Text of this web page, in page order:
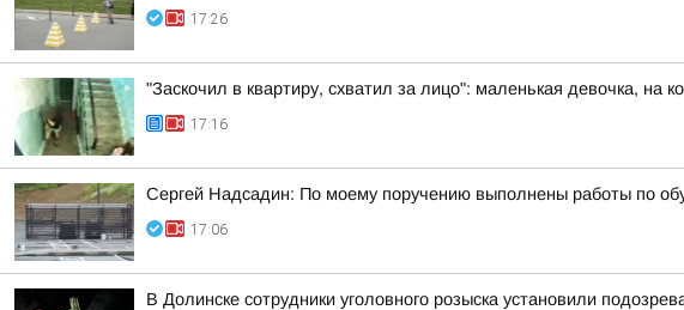
17:26
"Заскочил в квартиру, схватил за лицо": маленькая девочка, на
17:16
Сергей Надсадин: По моему поручению выполнены работы по
17:06
В Долинске сотрудники уголовного розыска установили